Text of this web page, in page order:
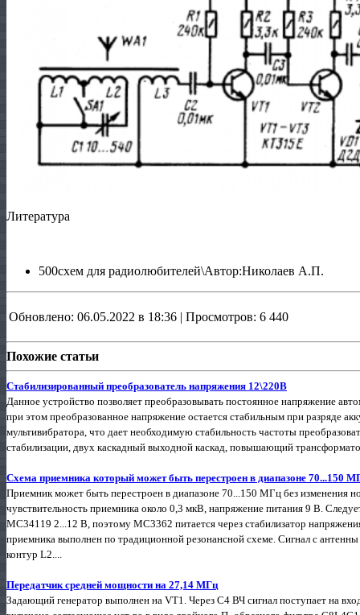
Литература
500схем для радиолюбителей\Автор:Николаев А.П.
Обновлено: 06.05.2022 в 18:36 | Просмотров: 6 440
Похожие статьи
Стабилизированный преобразователь напряжения 12\220В
Данное устройство позволяет преобразовывать постоянное напряжение
при этом преобразованное напряжение остается стабильным при разряде
мультивибратора, что дает необходимую стабильность частоты
стабилизации, двух каскадный выходной каскад, повышающий
Схема приемника который может быть перестроен в диапазоне 70...150
Приемник может быть перестроен в диапазоне 70...150 МГц без изменения
чувствительность приемника около 0,3 мкВ, напряжение питания 9 В.
МС34119 2...12 В, поэтому МС3362 питается через стабилизатор
приемника выполнен по традиционной резонансной схеме. Сигнал с
контур L2....
Передатчик средней мощности на 27,14 МГц
Задающий генератор выполнен на VT1. Через С4 ВЧ сигнал поступает на